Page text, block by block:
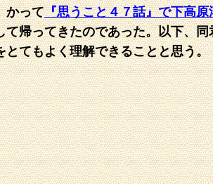
かって『思うこと４７話』で下高
帰ってきたのであった。以下、
てもよく理解できることと思う。